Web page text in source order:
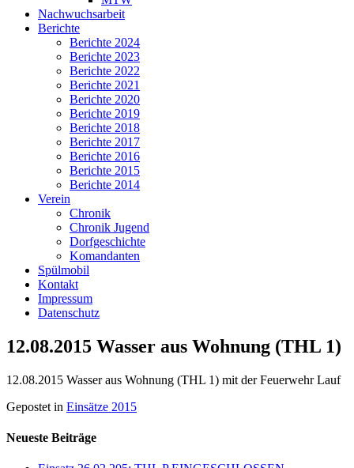
Nachwuchsarbeit
Berichte
Berichte 2024
Berichte 2023
Berichte 2022
Berichte 2021
Berichte 2020
Berichte 2019
Berichte 2018
Berichte 2017
Berichte 2016
Berichte 2015
Berichte 2014
Verein
Chronik
Chronik Jugend
Dorfgeschichte
Komandanten
Spülmobil
Kontakt
Impressum
Datenschutz
12.08.2015 Wasser aus Wohnung (THL 1)
12.08.2015 Wasser aus Wohnung (THL 1) mit der Feuerwehr Lauf
Gepostet in Einsätze 2015
Neueste Beiträge